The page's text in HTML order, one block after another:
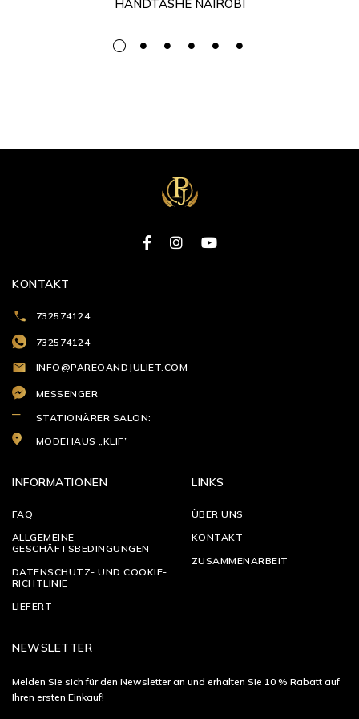
90.00 zł
55.00 zł.
HANDTASHE NAIROBI
KONTAKT
732574124
732574124
INFO@PAREOANDJULIET.COM
MESSENGER
STATIONÄRER SALON:
MODEHAUS „KLIF”
INFORMATIONEN
FAQ
ALLGEMEINE
GESCHÄFTSBEDINGUNGEN
DATENSCHUTZ- UND COOKIE-
RICHTLINIE
LIEFERT
LINKS
ÜBER UNS
KONTAKT
ZUSAMMENARBEIT
NEWSLETTER
Melden Sie sich für den Newsletter an und erhalten Sie 10 % Rabatt auf
Ihren ersten Einkauf!